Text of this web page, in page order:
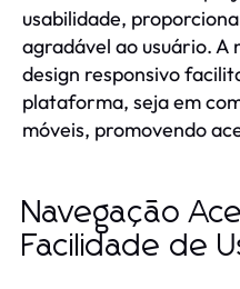
usabilidade,
agradável ao usuário. A
design responsivo
plataforma, seja em
móveis, promovendo
Navegação
Facilidade de